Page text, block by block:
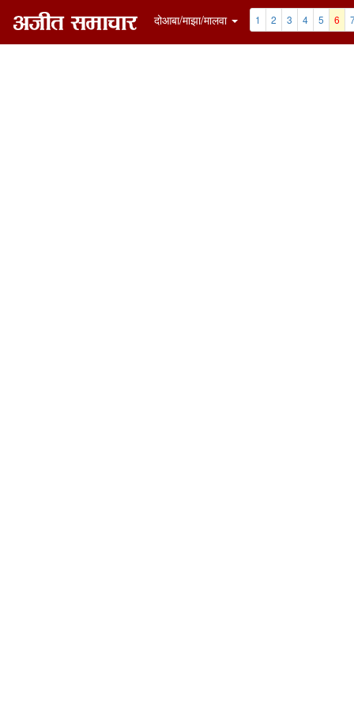
दोआबा/माझा/मालवा 1 2 3 4 5 6